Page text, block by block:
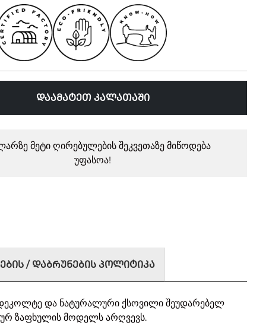
ᲓᲐᲐᲛᲐᲢᲔᲗ ᲙᲐᲚᲐᲗᲐᲨᲘ
მეტი ღირებულების შეკვეთაზე მიწოდება
უფასოა!
/ ᲓᲐᲑᲠᲣᲜᲔᲑᲘᲡ ᲞᲝᲚᲘᲢᲘᲙᲐ
და ნატურალური ქსოვილი შეუდარებელ
ზაფხულის მოდელს არღვევს.